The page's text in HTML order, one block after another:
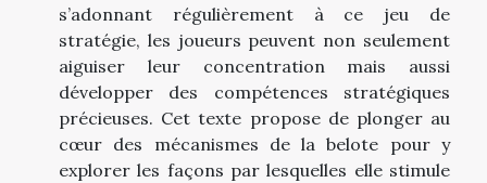
s’adonnant régulièrement à ce jeu de
stratégie, les joueurs peuvent non seulement
aiguiser leur concentration mais aussi
développer des compétences stratégiques
précieuses. Cet texte propose de plonger au
cœur des mécanismes de la belote pour y
explorer les façons par lesquelles elle stimule